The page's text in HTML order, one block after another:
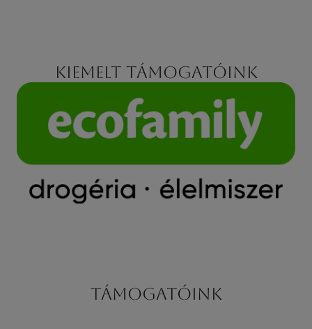
Kiemelt támogatóink
Támogatóink